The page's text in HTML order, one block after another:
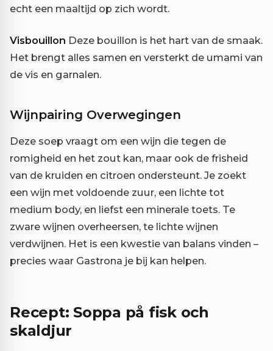
echt een maaltijd op zich wordt.
Visbouillon Deze bouillon is het hart van de smaak.
Het brengt alles samen en versterkt de umami van
de vis en garnalen.
Wijnpairing Overwegingen
Deze soep vraagt om een wijn die tegen de
romigheid en het zout kan, maar ook de frisheid
van de kruiden en citroen ondersteunt. Je zoekt
een wijn met voldoende zuur, een lichte tot
medium body, en liefst een minerale toets. Te
zware wijnen overheersen, te lichte wijnen
verdwijnen. Het is een kwestie van balans vinden –
precies waar Gastrona je bij kan helpen.
Recept: Soppa på fisk och
skaldjur